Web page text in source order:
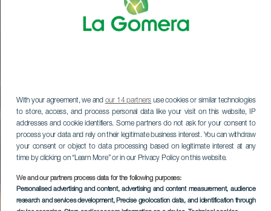
With your agreement, we and our 14 partners use cookies or similar technologies
to store, access, and process personal data like your visit on this website, IP
addresses and cookie identifiers. Some partners do not ask for your consent to
process your data and rely on their legitimate business interest. You can withdraw
your consent or object to data processing based on legitimate interest at any
time by clicking on “Learn More” or in our Privacy Policy on this website.
We and our partners process data for the following purposes:
Personalised advertising and content, advertising and content measurement, audience
research and services development, Precise geolocation data, and identification through